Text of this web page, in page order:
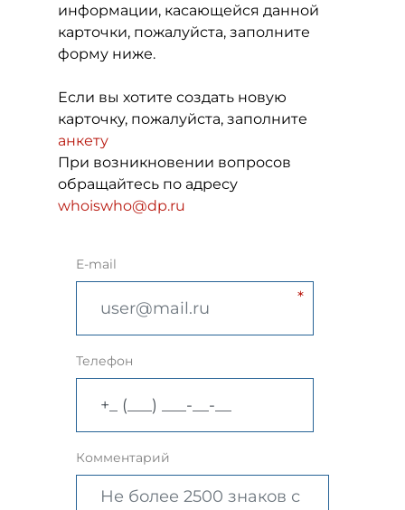
информации, касающейся данной
карточки, пожалуйста, заполните
форму ниже.
Если вы хотите создать новую
карточку, пожалуйста, заполните
анкету
При возникновении вопросов
обращайтесь по адресу
whoiswho@dp.ru
E-mail
Телефон
Комментарий